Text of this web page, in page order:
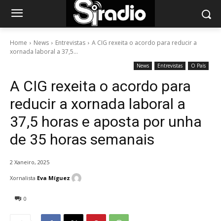
Home News Entrevistas
A CIG rexeita o acordo para reducir a
xornada laboral a 37,5...
News Entrevistas O País
A CIG rexeita o acordo para
reducir a xornada laboral a
37,5 horas e aposta por unha
de 35 horas semanais
2 Xaneiro, 2025
0
Xornalista Eva Míguez